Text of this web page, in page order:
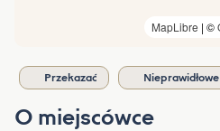
MapLibre | ©
Przekazać
O miejscówce